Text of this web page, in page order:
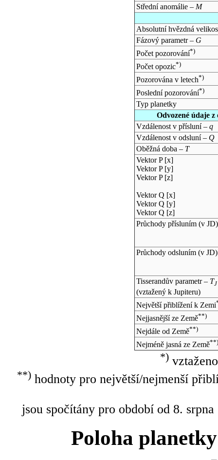
Střední anomálie – M
Absolutní hvězdná
Fázový parametr – G
Počet pozorování*)
Počet opozic*)
Pozorována v letech*)
Poslední pozorování*)
Typ planetky
Odvozené údaje
Vzdálenost v přísluní – q
Vzdálenost v odsluní – Q
Oběžná doba – T
Vektor P [x]
Vektor P [y]
Vektor P [z]
Vektor Q [x]
Vektor Q [y]
Vektor Q [z]
Průchody přísluním (v JD)
Průchody odsluním (v JD)
Tisserandův parametr – TJ
(vztažený k Jupiteru)
Největší přiblížení k Zemi
Nejjasnější ze Země**)
Nejdále od Země**)
Nejméně jasná ze Země**)
*)
**)hodnoty pro největší/nejmenší
jsou spočítány pro období od 8.
Poloha